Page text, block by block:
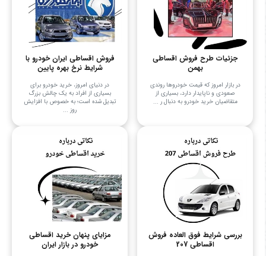
جزئیات طرح فروش اقساطی
بهمن
در بازار امروز که قیمت خودروها روندی
صعودی و ناپایدار دارد، بسیاری از
متقاضیان خرید خودرو به دنبال ر ...
فروش اقساطی ایران خودرو با
شرایط نرخ بهره پایین
در دنیای امروز، خرید خودرو برای
بسیاری از افراد به یک چالش بزرگ
تبدیل شده است؛ به خصوص با افزایش
روز ...
بررسی شرایط فوق العاده فروش
اقساطی 207
مزایای پنهان خرید اقساطی
خودرو در بازار ایران